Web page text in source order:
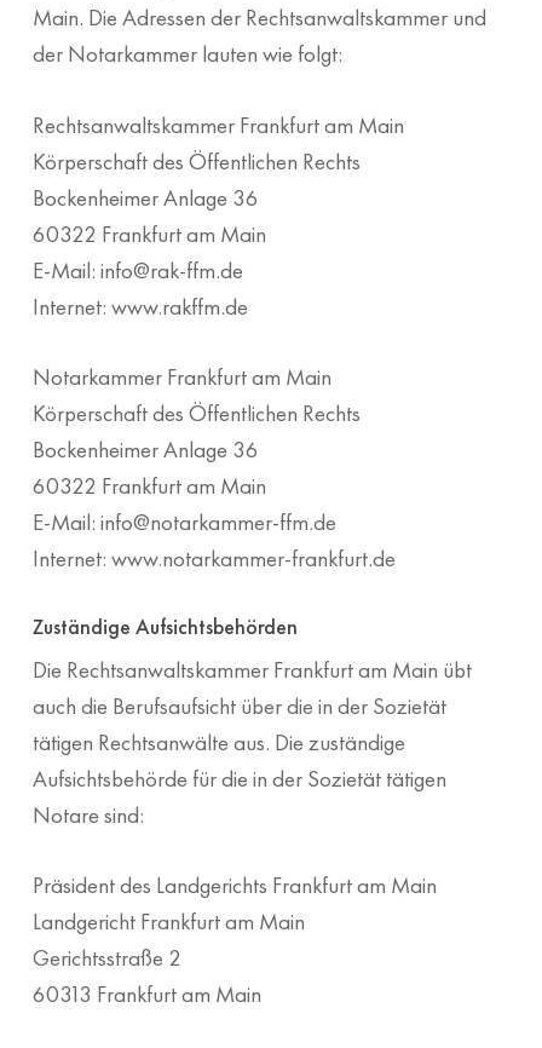
Main. Die Adressen der Rechtsanwaltskammer und
der Notarkammer lauten wie folgt:
Rechtsanwaltskammer Frankfurt am Main
Körperschaft des Öffentlichen Rechts
Bockenheimer Anlage 36
60322 Frankfurt am Main
E-Mail: info@rak-ffm.de
Internet: www.rakffm.de
Notarkammer Frankfurt am Main
Körperschaft des Öffentlichen Rechts
Bockenheimer Anlage 36
60322 Frankfurt am Main
E-Mail: info@notarkammer-ffm.de
Internet: www.notarkammer-frankfurt.de
Zuständige Aufsichtsbehörden
Die Rechtsanwaltskammer Frankfurt am Main übt
auch die Berufsaufsicht über die in der Sozietät
tätigen Rechtsanwälte aus. Die zuständige
Aufsichtsbehörde für die in der Sozietät tätigen
Notare sind:
Präsident des Landgerichts Frankfurt am Main
Landgericht Frankfurt am Main
Gerichtsstraße 2
60313 Frankfurt am Main